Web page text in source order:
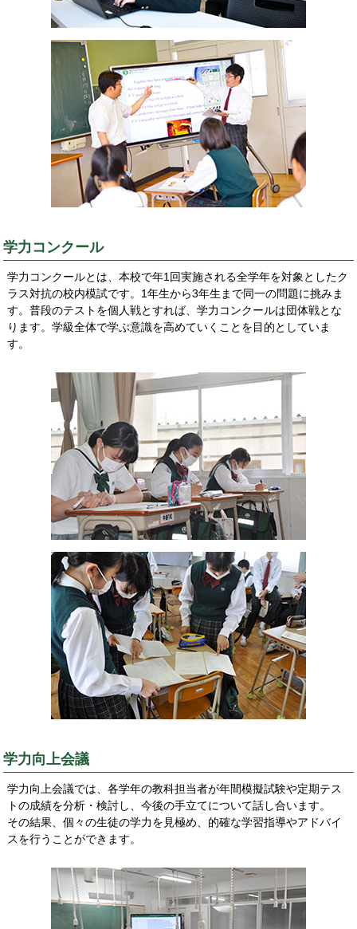
学力コンクール
学力コンクールとは、本校で年1回実施される全学年を対象としたク
ラス対抗の校内模試です。1年生から3年生まで同一の問題に挑みま
す。普段のテストを個人戦とすれば、学力コンクールは団体戦とな
ります。学級全体で学ぶ意識を高めていくことを目的としていま
す。
学力向上会議
学力向上会議では、各学年の教科担当者が年間模擬試験や定期テス
トの成績を分析・検討し、今後の手立てについて話し合います。
その結果、個々の生徒の学力を見極め、的確な学習指導やアドバイ
スを行うことができます。